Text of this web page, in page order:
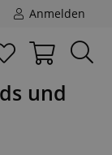
Anmelden
und